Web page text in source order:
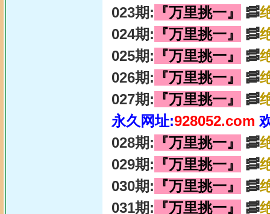
023期: 『万里挑一』 🥓
024期: 『万里挑一』 🥓
025期: 『万里挑一』 🥓
026期: 『万里挑一』 🥓
027期: 『万里挑一』 🥓
永久网址:928052.com
028期: 『万里挑一』 🥓
029期: 『万里挑一』 🥓
030期: 『万里挑一』 🥓
031期: 『万里挑一』 🥓